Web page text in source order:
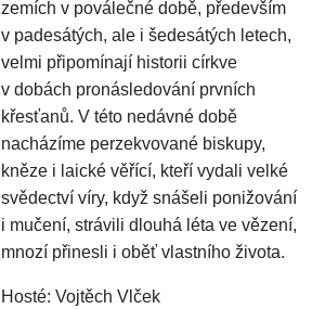
zemích v poválečné době, především
v padesátých, ale i šedesátých letech,
velmi připomínají historii církve
v dobách pronásledování prvních
křesťanů. V této nedávné době
nacházíme perzekvované biskupy,
kněze i laické věřící, kteří vydali velké
svědectví víry, když snášeli ponižování
i mučení, strávili dlouhá léta ve vězení,
mnozí přinesli i oběť vlastního života.
Hosté: Vojtěch Vlček